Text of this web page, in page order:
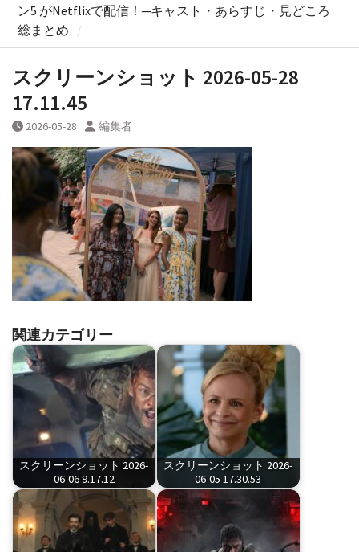
ン5 がNetflixで配信！─キャスト・あらすじ・見どころ
総まとめ
スクリーンショット 2026-05-28
17.11.45
2026-05-28 編集者
関連カテゴリー
スクリーンショット 2026-
06-06 9.17.12
スクリーンショット 2026-
06-05 17.30.53